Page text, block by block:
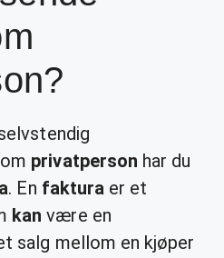
privatperson har du
. En fakturaer et
kan være en
salg mellom en kjøper